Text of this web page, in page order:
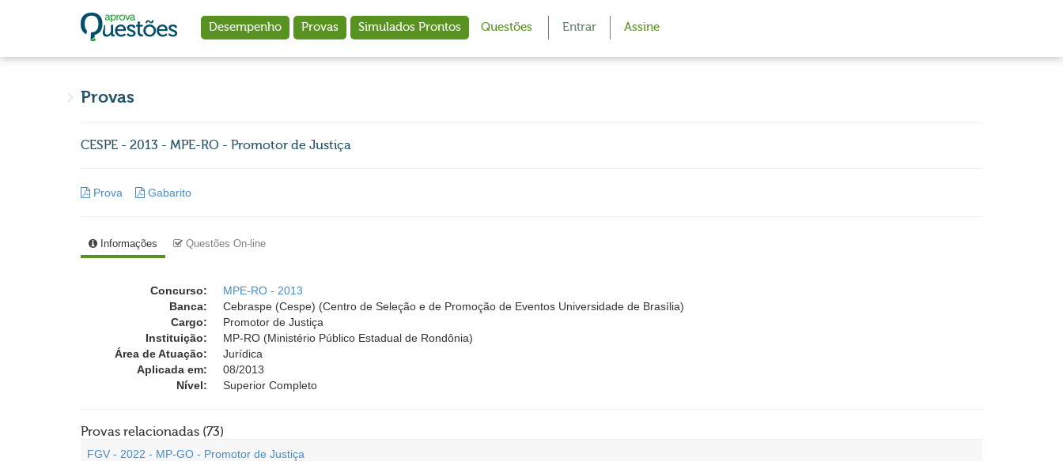
Desempenho Provas Simulados Prontos Questões Entrar Assine
Provas
CESPE - 2013 - MPE-RO - Promotor de Justiça
Prova Gabarito
Informações Questões On-line
Concurso:
MPE-RO - 2013
Banca:
Cebraspe (Cespe) (Centro de Seleção e de Promoção de Eventos Universidade de Brasília)
Cargo:
Promotor de Justiça
Instituição:
MP-RO (Ministério Público Estadual de Rondônia)
Área de Atuação:
Jurídica
Aplicada em:
08/2013
Nível:
Superior Completo
Provas relacionadas (73)
FGV - 2022 - MP-GO - Promotor de Justiça